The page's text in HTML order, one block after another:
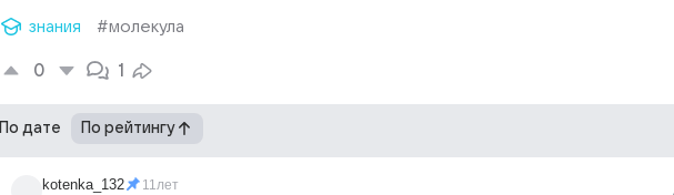
знания #молекула
0 1
По дате По рейтингу
kotenka_132 11лет